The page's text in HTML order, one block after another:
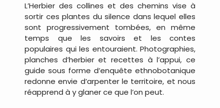
L’Herbier des collines et des chemins vise à
sortir ces plantes du silence dans lequel elles
sont progressivement tombées, en même
temps que les savoirs et les contes
populaires qui les entouraient. Photographies,
planches d’herbier et recettes à l’appui, ce
guide sous forme d’enquête ethnobotanique
redonne envie d’arpenter le territoire, et nous
réapprend à y glaner ce que l’on peut.